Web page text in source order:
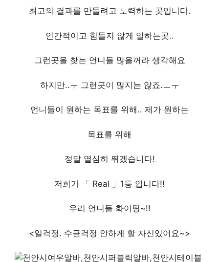
최고의 결과를 만들려고 노력하는 곳입니다.
인간적이고 힘들지 않게 일하는곳..
그런곳을 찾는 언니들 많을꺼라 생각해요
하지만..ㅜ 그런곳이 많지는 않죠.ㅡㅜ
언니들이 원하는 목표를 위해.. 제가 원하는
목표를 위해
정말 열심히 뛰겠습니다!
저희가 「 Real 」1등 입니다!!
우리 언니들 화이팅~!!
<일걱정. 수금걱정 안하게 할 자신있어요~>